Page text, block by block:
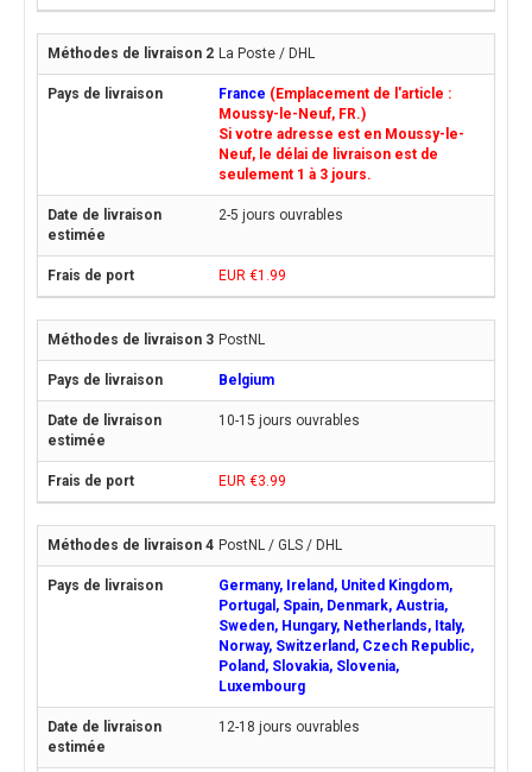
La Poste / DHL
France (Emplacement de l'article :
Moussy-le-Neuf, FR.)
Si votre adresse est en Moussy-le-
Neuf, le délai de livraison est de
seulement 1 à 3 jours.
2-5 jours ouvrables
EUR €1.99
PostNL
Belgium
10-15 jours ouvrables
EUR €3.99
PostNL / GLS / DHL
Germany, Ireland, United Kingdom,
Portugal, Spain, Denmark, Austria,
Sweden, Hungary, Netherlands, Italy,
Norway, Switzerland, Czech Republic,
Poland, Slovakia, Slovenia,
Luxembourg
12-18 jours ouvrables